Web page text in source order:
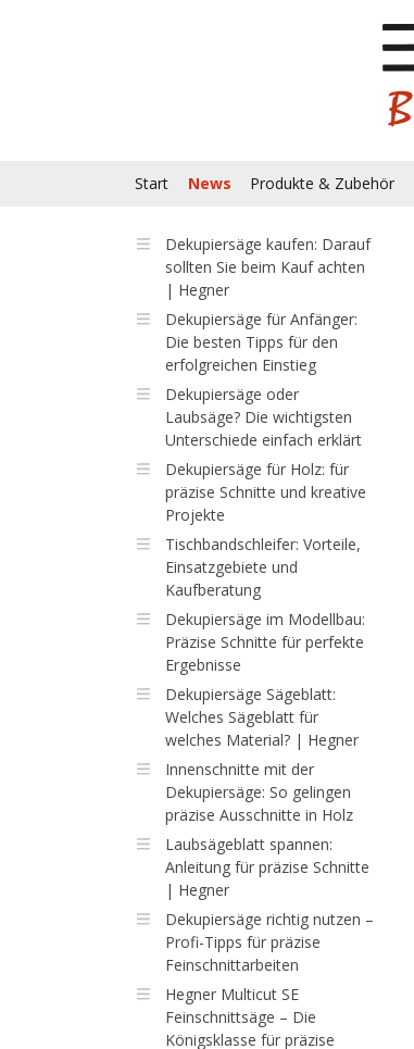
Start News Produkte & Zubehör
Dekupiersäge kaufen: Darauf
sollten Sie beim Kauf achten
| Hegner
Dekupiersäge für Anfänger:
Die besten Tipps für den
erfolgreichen Einstieg
Dekupiersäge oder
Laubsäge? Die wichtigsten
Unterschiede einfach erklärt
Dekupiersäge für Holz: für
präzise Schnitte und kreative
Projekte
Tischbandschleifer: Vorteile,
Einsatzgebiete und
Kaufberatung
Dekupiersäge im Modellbau:
Präzise Schnitte für perfekte
Ergebnisse
Dekupiersäge Sägeblatt:
Welches Sägeblatt für
welches Material? | Hegner
Innenschnitte mit der
Dekupiersäge: So gelingen
präzise Ausschnitte in Holz
Laubsägeblatt spannen:
Anleitung für präzise Schnitte
| Hegner
Dekupiersäge richtig nutzen –
Profi-Tipps für präzise
Feinschnittarbeiten
Hegner Multicut SE
Feinschnittsäge – Die
Königsklasse für präzise